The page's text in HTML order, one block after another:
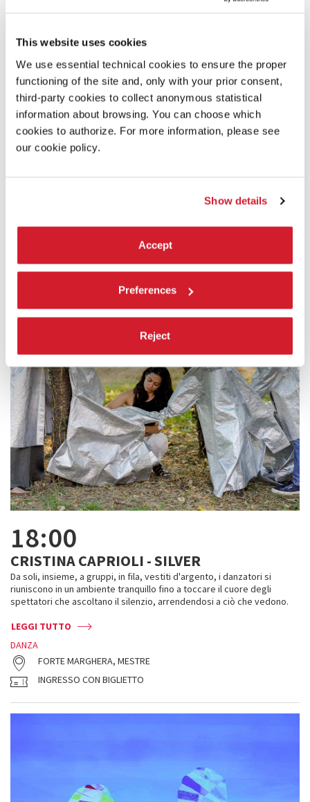
This website uses cookies
We use essential technical cookies to ensure the proper
functioning of the site and, only with your prior consent,
third-party cookies to collect anonymous statistical
information about browsing. You can choose which
cookies to authorize. For more information, please see
our cookie policy.
Show details
Accept
Preferences
Reject
CRISTINA CAPRIOLI - DEADLOCK
Leone d’Oro alla carriera di questa edizione, Cristina Caprioli esprime
un’idea di coreografia come “discorso critico in continuo movimento”.
Fra i suoi ultimi lavori, DEADLOCK è il primo dei suoi quattro spettacoli
in programma.
LEGGI TUTTO
DANZA
18:00
CRISTINA CAPRIOLI - SILVER
Da soli, insieme, a gruppi, in fila, vestiti d'argento, i danzatori si
riuniscono in un ambiente tranquillo fino a toccare il cuore degli
spettatori che ascoltano il silenzio, arrendendosi a ciò che vedono.
LEGGI TUTTO
DANZA
FORTE MARGHERA, MESTRE
INGRESSO CON BIGLIETTO